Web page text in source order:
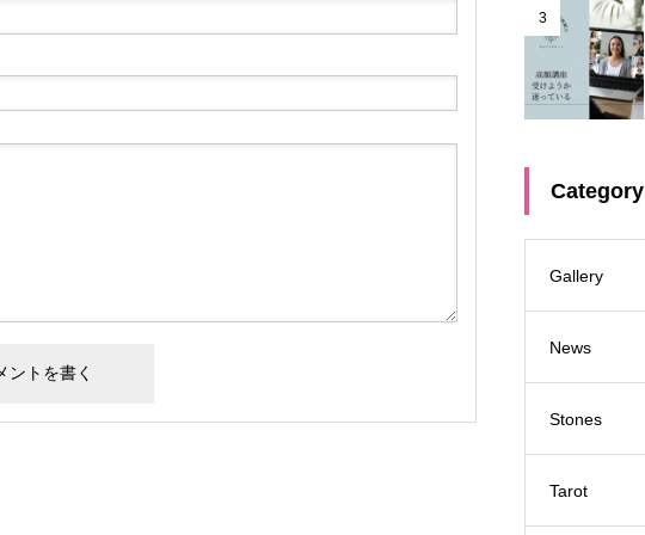
3
Category
Gallery
News
Stones
Tarot